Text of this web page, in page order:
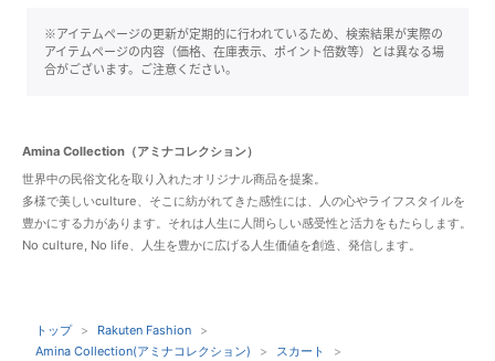
※アイテムページの更新が定期的に行われているため、検索結果が実際の
アイテムページの内容（価格、在庫表示、ポイント倍数等）とは異なる場
合がございます。ご注意ください。
Amina Collection（アミナコレクション）
世界中の民俗文化を取り入れたオリジナル商品を提案。
多様で美しいculture、そこに紡がれてきた感性には、人の心やライフスタイルを
豊かにする力があります。それは人生に人間らしい感受性と活力をもたらします。
No culture, No life、人生を豊かに広げる人生価値を創造、発信します。
トップ
Rakuten Fashion
Amina Collection(アミナコレクション)
スカート